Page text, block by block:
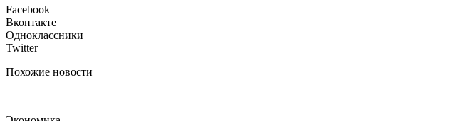
Facebook
Вконтакте
Одноклассники
Twitter
Похожие новости